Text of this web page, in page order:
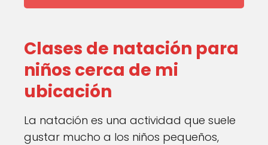
Clases de natación para
niños cerca de mi
ubicación
La natación es una actividad que suele
gustar mucho a los niños pequeños,